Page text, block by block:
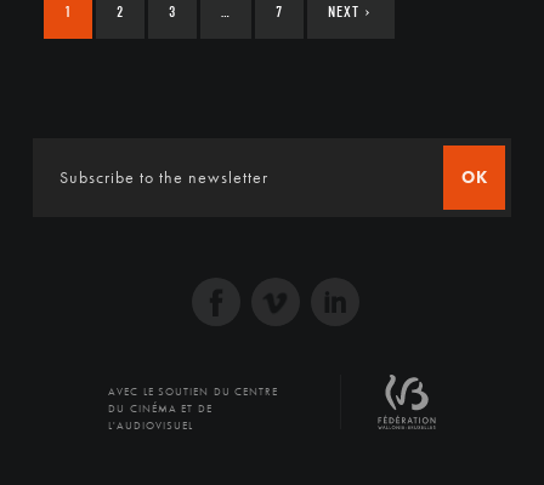
1 2 3 7 NEXT ›
OK
AVEC LE SOUTIEN DU CENTRE
DU CINÉMA ET DE
L'AUDIOVISUEL